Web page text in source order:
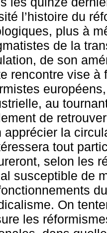
l’histoire du
plus à
de la
de son
rencontre vise à
au
de
apprécier la
tout
selon les
susceptible de
On
les